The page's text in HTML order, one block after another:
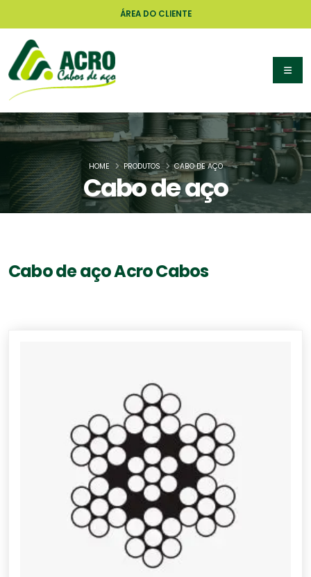
ÁREA DO CLIENTE
Cabo de aço
HOME PRODUTOS CABO DE AÇO
Cabo de aço Acro Cabos